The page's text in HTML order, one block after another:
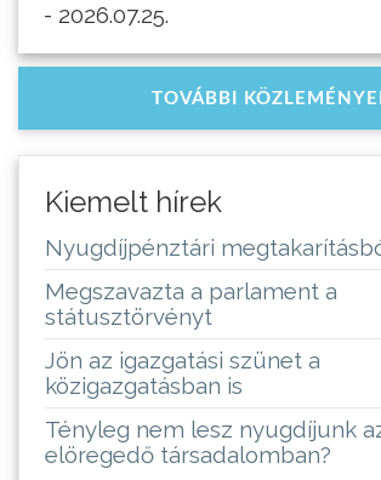
- 2026.07.25.
TOVÁBBI
Kiemelt hírek
Nyugdíjpénztári
Megszavazta a parlament a
státusztörvényt
Jön az igazgatási szünet a
közigazgatásban is
Tényleg nem lesz nyugdíjunk
elöregedő társadalomban?